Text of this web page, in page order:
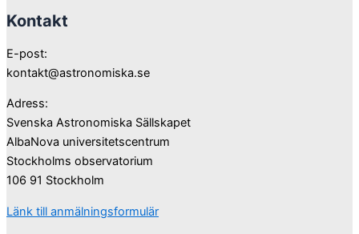
Kontakt
E-post:
kontakt@astronomiska.se
Adress:
Svenska Astronomiska Sällskapet
AlbaNova universitetscentrum
Stockholms observatorium
106 91 Stockholm
Länk till anmälningsformulär